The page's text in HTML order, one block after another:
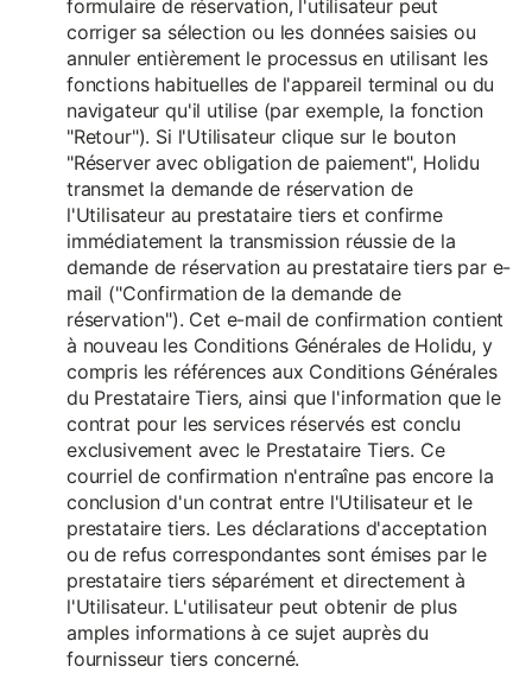
formulaire de réservation, l'utilisateur peut
corriger sa sélection ou les données saisies ou
annuler entièrement le processus en utilisant les
fonctions habituelles de l'appareil terminal ou du
navigateur qu'il utilise (par exemple, la fonction
"Retour"). Si l'Utilisateur clique sur le bouton
"Réserver avec obligation de paiement", Holidu
transmet la demande de réservation de
l'Utilisateur au prestataire tiers et confirme
immédiatement la transmission réussie de la
demande de réservation au prestataire tiers par e-
mail ("Confirmation de la demande de
réservation"). Cet e-mail de confirmation contient
à nouveau les Conditions Générales de Holidu, y
compris les références aux Conditions Générales
du Prestataire Tiers, ainsi que l'information que le
contrat pour les services réservés est conclu
exclusivement avec le Prestataire Tiers. Ce
courriel de confirmation n'entraîne pas encore la
conclusion d'un contrat entre l'Utilisateur et le
prestataire tiers. Les déclarations d'acceptation
ou de refus correspondantes sont émises par le
prestataire tiers séparément et directement à
l'Utilisateur. L'utilisateur peut obtenir de plus
amples informations à ce sujet auprès du
fournisseur tiers concerné.